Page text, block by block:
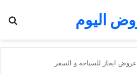
اليوم
عروض ايجاز للسياحة و السفر